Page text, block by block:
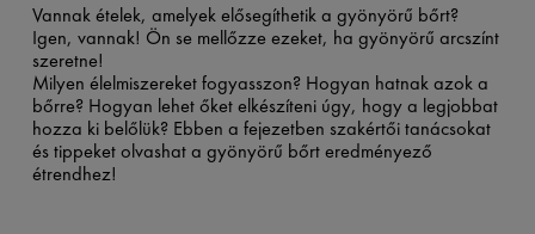
Vannak ételek, amelyek elősegíthetik a gyönyörű bőrt?
Igen, vannak! Ön se mellőzze ezeket, ha gyönyörű arcszínt
szeretne!
Milyen élelmiszereket fogyasszon? Hogyan hatnak azok a
bőrre? Hogyan lehet őket elkészíteni úgy, hogy a legjobbat
hozza ki belőlük? Ebben a fejezetben szakértői tanácsokat
és tippeket olvashat a gyönyörű bőrt eredményező
étrendhez!